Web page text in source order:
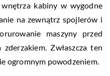
kabiny w wygodne
na zewnątrz spojlerów i
maszyny przed
Zwłaszcza ten
ogromnym powodzeniem.